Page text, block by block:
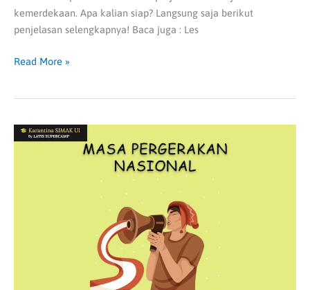
kemerdekaan. Apa kalian siap? Langsung saja berikut
penjelasan selengkapnya! Baca juga : Les
Read More »
Masa